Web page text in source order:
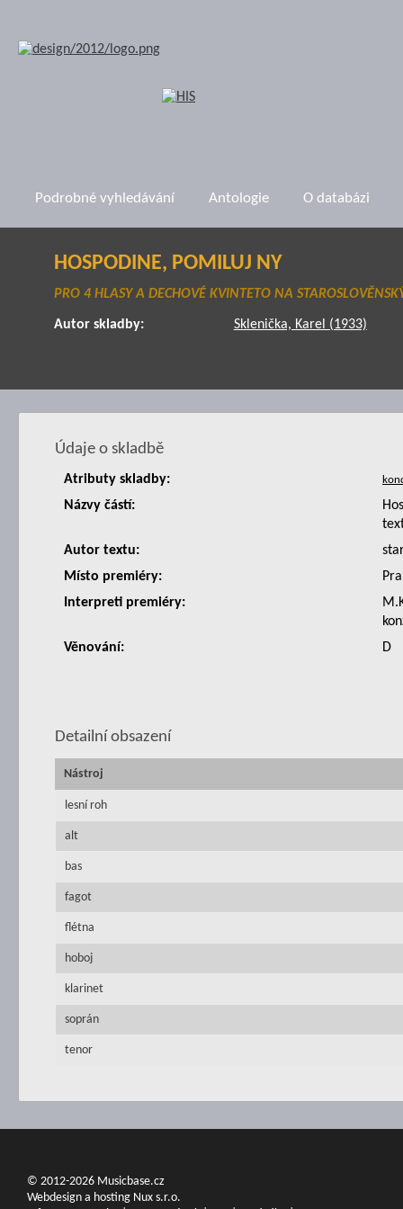
Podrobné vyhledávání Antologie O databázi
HOSPODINE, POMILUJ NY
PRO 4 HLASY A DECHOVÉ KVINTETO NA
Autor skladby: Sklenička, Karel (1933)
Údaje o skladbě
Atributy skladby:
Názvy částí:
Autor textu:
Místo premiéry:
Interpreti premiéry:
Věnování:
D
Detailní obsazení
Nástroj
lesní roh
alt
bas
fagot
flétna
hoboj
klarinet
soprán
tenor
© 2012-2026 Musicbase.cz
Webdesign a hosting Nux s.r.o.